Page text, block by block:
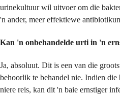
urinekultuur wil uitvoer om die
'n ander, meer effektiewe
Kan 'n onbehandelde urti in 'n
Ja, absoluut. Dit is een van die
behoorlik te behandel nie. Indien die
niere reis, kan dit 'n baie ernstiger